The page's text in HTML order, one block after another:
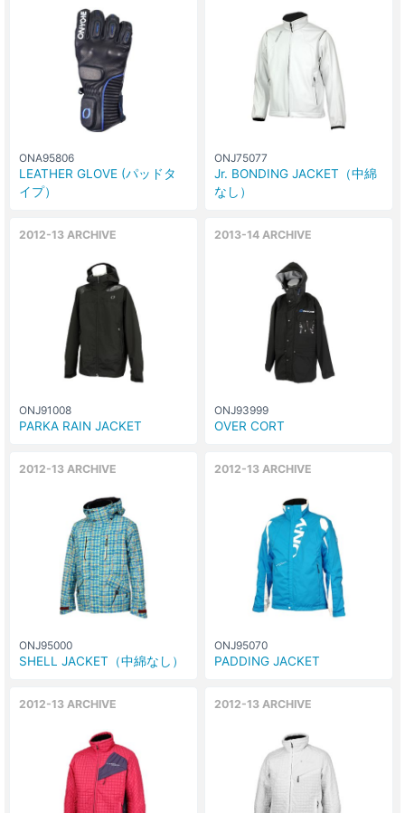
ONA95806
LEATHER GLOVE (パッドタ
イプ）
ONJ75077
Jr. BONDING JACKET（中綿
なし）
2012-13 ARCHIVE
ONJ91008
PARKA RAIN JACKET
2013-14 ARCHIVE
ONJ93999
OVER CORT
2012-13 ARCHIVE
ONJ95000
SHELL JACKET（中綿なし）
2012-13 ARCHIVE
ONJ95070
PADDING JACKET
2012-13 ARCHIVE 2012-13 ARCHIVE